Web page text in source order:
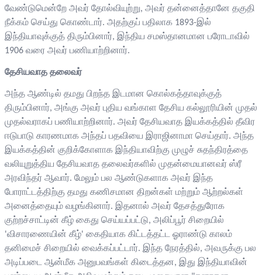
வேண்டுமென்றே அவர் தோல்வியுற்று, அவர் தன்னைத்தானே தகுதி
நீக்கம் செய்து கொண்டார். அதற்குப் பதிலாக 1893-இல்
இந்தியாவுக்குத் திரும்பினார், இந்திய சமஸ்தானமான பரோடாவில்
1906 வரை அவர் பணியாற்றினார்.
தேசியவாத தலைவர்
அந்த ஆண்டில் தமது பிறந்த இடமான கொல்கத்தாவுக்குத்
திரும்பினார், அங்கு அவர் புதிய வங்காள தேசிய கல்லூரியின் முதல்
முதல்வராகப் பணியாற்றினார். அவர் தேசியவாத இயக்கத்தில் தீவிர
ஈடுபாடு காரணமாக அந்தப் பதவியை இராஜினாமா செய்தார். அந்த
இயக்கத்தின் குறிக்கோளாக இந்தியாவிற்கு முழுச் சுதந்திரத்தை
வலியுறுத்திய தேசியவாத தலைவர்களில் முதன்மையானவர் ஸ்ரீ
அரவிந்தர் ஆவார். மேலும் பல ஆண்டுகளாக அவர் இந்த
போராட்டத்திற்கு தமது கணிசமான திறன்கள் மற்றும் ஆற்றல்கள்
அனைத்தையும் வழங்கினார். இதனால் அவர் தேசத்துரோக
குற்றச்சாட்டின் கீழ் கைது செய்யப்பட்டு, அலிப்பூர் சிறையில்
'விசாரணையின் கீழ்' கைதியாக கிட்டத்தட்ட ஓராண்டு காலம்
தனிமைச் சிறையில் வைக்கப்பட்டார். இந்த நேரத்தில், அவருக்கு பல
அடிப்படை ஆன்மீக அனுபவங்கள் கிடைத்தன, இது இந்தியாவின்